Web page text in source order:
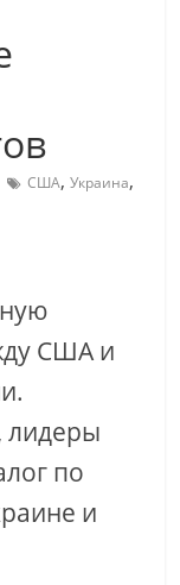
США,Украина,
США и
лидеры
по
и